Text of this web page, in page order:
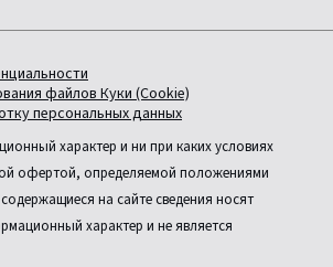
файлов Куки (Cookie)
персональных данных
характер и ни при каких условиях
офертой, определяемой положениями
на сайте сведения носят
характер и не является